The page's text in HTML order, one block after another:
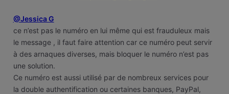
@Jessica G
ce n’est pas le numéro en lui même qui est frauduleux mais
le message , il faut faire attention car ce numéro peut servir
à des arnaques diverses, mais bloquer le numéro n’est pas
une solution.
Ce numéro est aussi utilisé par de nombreux services pour
la double authentification ou certaines banques, PayPal,